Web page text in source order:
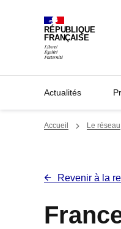
RÉPUBLIQUE
FRANÇAISE
Actualités
Accueil Le réseau
Revenir à la